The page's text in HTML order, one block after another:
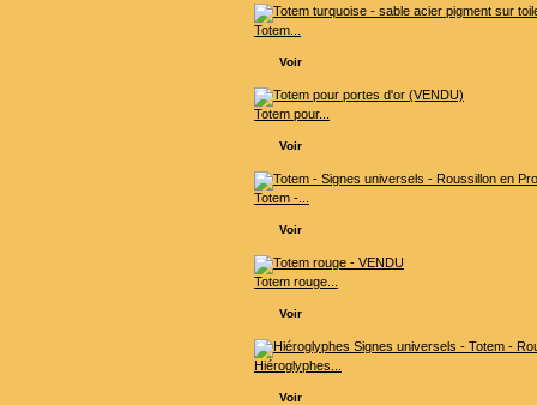
Totem...
Voir
Totem pour...
Voir
Totem -...
Voir
Totem rouge...
Voir
Hiéroglyphes...
Voir